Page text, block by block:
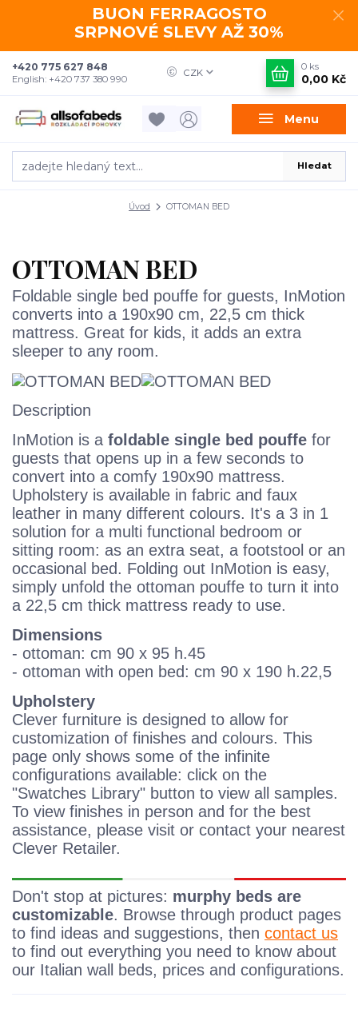
BUON FERRAGOSTO
SRPNOVÉ SLEVY AŽ 30%
Menu
CZK
Hledat
+420 775 627 848
English: +420 737 380 990
0 ks
0,00 Kč
Úvod OTTOMAN BED
OTTOMAN BED
Foldable single bed pouffe for guests, InMotion
converts into a 190x90 cm, 22,5 cm thick
mattress. Great for kids, it adds an extra
sleeper to any room.
Description
InMotion is a foldable single bed pouffe for
guests that opens up in a few seconds to
convert into a comfy 190x90 mattress.
Upholstery is available in fabric and faux
leather in many different colours. It's a 3 in 1
solution for a multi functional bedroom or
sitting room: as an extra seat, a footstool or an
occasional bed. Folding out InMotion is easy,
simply unfold the ottoman pouffe to turn it into
a 22,5 cm thick mattress ready to use.
Dimensions
- ottoman: cm 90 x 95 h.45
- ottoman with open bed: cm 90 x 190 h.22,5
Upholstery
Clever furniture is designed to allow for
customization of finishes and colours. This
page only shows some of the infinite
configurations available: click on the
"Swatches Library" button to view all samples.
To view finishes in person and for the best
assistance, please visit or contact your nearest
Clever Retailer.
Don't stop at pictures: murphy beds are
customizable. Browse through product pages
to find ideas and suggestions, then contact us
to find out everything you need to know about
our Italian wall beds, prices and configurations.